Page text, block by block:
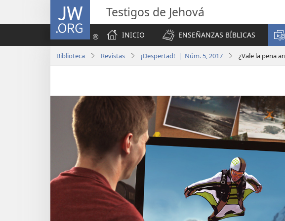
JW.ORG Testigos de Jehová
INICIO
ENSEÑANZAS BÍBLICAS
Biblioteca Revistas ¡Despertad! | Núm. 5, 2017 ¿Vale la pena